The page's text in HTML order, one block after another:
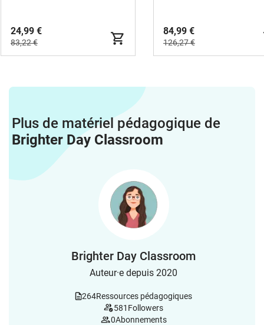
24,99 €
83,22 €
84,99 €
126,27 €
Plus de matériel pédagogique de
Brighter Day Classroom
Brighter Day Classroom
Auteur·e depuis 2020
264Ressources pédagogiques
581 Followers
0Abonnements